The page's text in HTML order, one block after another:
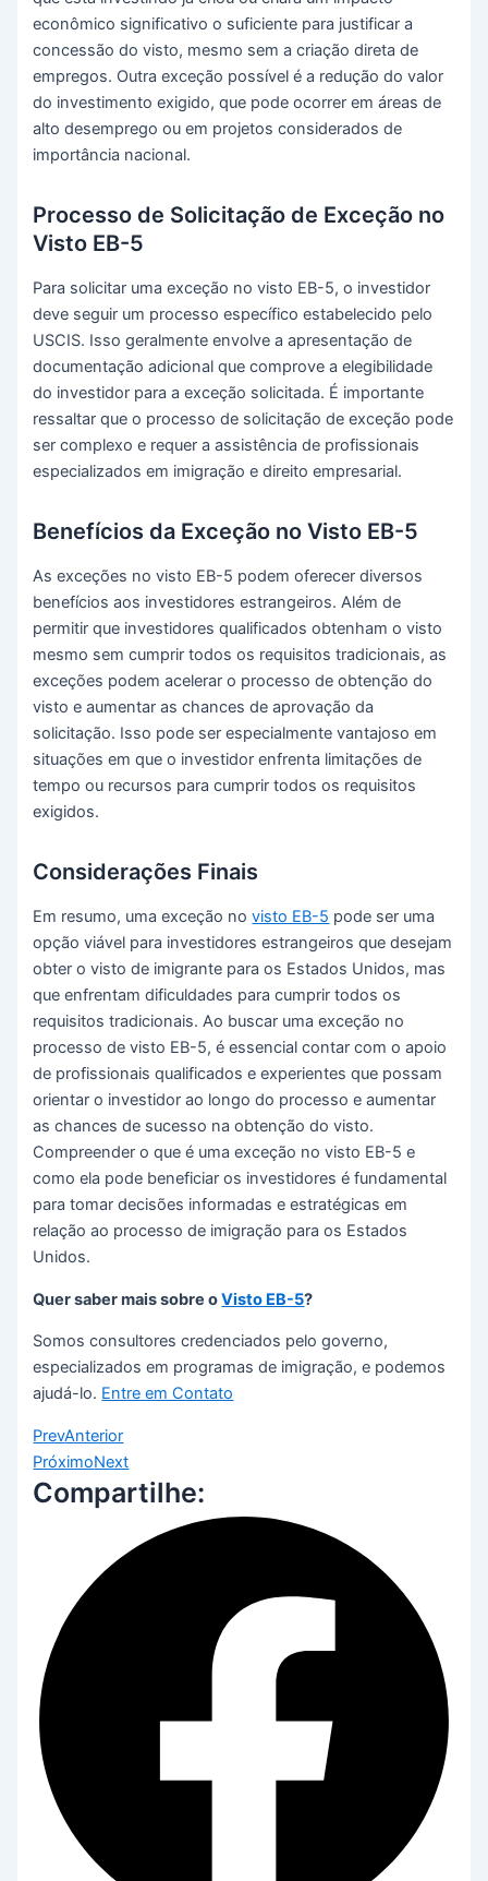
econômico significativo o suficiente para justificar a
concessão do visto, mesmo sem a criação direta de
empregos. Outra exceção possível é a redução do valor
do investimento exigido, que pode ocorrer em áreas de
alto desemprego ou em projetos considerados de
importância nacional.
Processo de Solicitação de Exceção no
Visto EB-5
Para solicitar uma exceção no visto EB-5, o investidor
deve seguir um processo específico estabelecido pelo
USCIS. Isso geralmente envolve a apresentação de
documentação adicional que comprove a elegibilidade
do investidor para a exceção solicitada. É importante
ressaltar que o processo de solicitação de exceção pode
ser complexo e requer a assistência de profissionais
especializados em imigração e direito empresarial.
Benefícios da Exceção no Visto EB-5
As exceções no visto EB-5 podem oferecer diversos
benefícios aos investidores estrangeiros. Além de
permitir que investidores qualificados obtenham o visto
mesmo sem cumprir todos os requisitos tradicionais, as
exceções podem acelerar o processo de obtenção do
visto e aumentar as chances de aprovação da
solicitação. Isso pode ser especialmente vantajoso em
situações em que o investidor enfrenta limitações de
tempo ou recursos para cumprir todos os requisitos
exigidos.
Considerações Finais
Em resumo, uma exceção novisto EB-5 pode ser uma
opção viável para investidores estrangeiros que desejam
obter o visto de imigrante para os Estados Unidos, mas
que enfrentam dificuldades para cumprir todos os
requisitos tradicionais. Ao buscar uma exceção no
processo de visto EB-5, é essencial contar com o apoio
de profissionais qualificados e experientes que possam
orientar o investidor ao longo do processo e aumentar
as chances de sucesso na obtenção do visto.
Compreender o que é uma exceção no visto EB-5 e
como ela pode beneficiar os investidores é fundamental
para tomar decisões informadas e estratégicas em
relação ao processo de imigração para os Estados
Unidos.
Quer saber mais sobre oVisto EB-5?
Somos consultores credenciados pelo governo,
especializados em programas de imigração, e podemos
ajudá-lo. Entre em Contato
PrevAnterior
PróximoNext
Compartilhe: